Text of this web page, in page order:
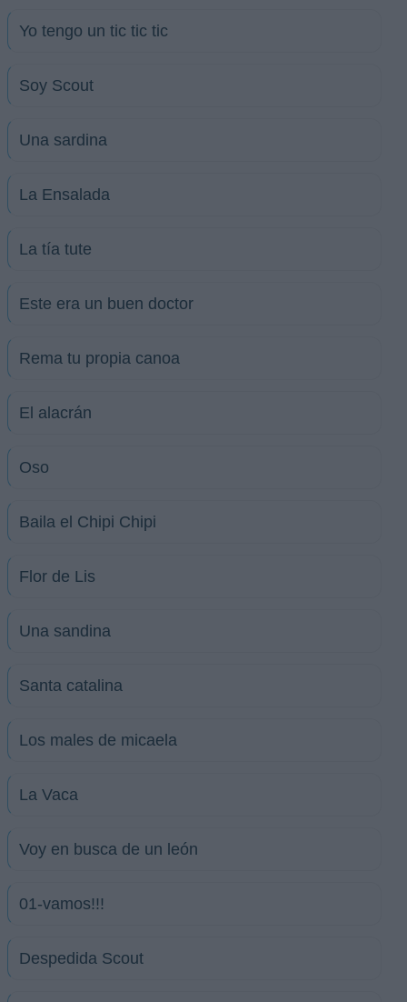
Yo tengo un tic tic tic
Soy Scout
Una sardina
La Ensalada
La tía tute
Este era un buen doctor
Rema tu propia canoa
El alacrán
Oso
Baila el Chipi Chipi
Flor de Lis
Una sandina
Santa catalina
Los males de micaela
La Vaca
Voy en busca de un león
01-vamos!!!
Despedida Scout